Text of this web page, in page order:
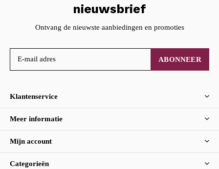
nieuwsbrief
Ontvang de nieuwste aanbiedingen en promoties
ABONNEER
Klantenservice
Meer informatie
Mijn account
Categorieën